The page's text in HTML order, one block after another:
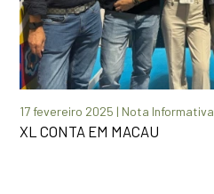
17 fevereiro 2025 | Nota Informativa
XL CONTA EM MACAU